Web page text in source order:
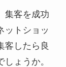
集客を成功
ットショッ
客したら良
ょうか。